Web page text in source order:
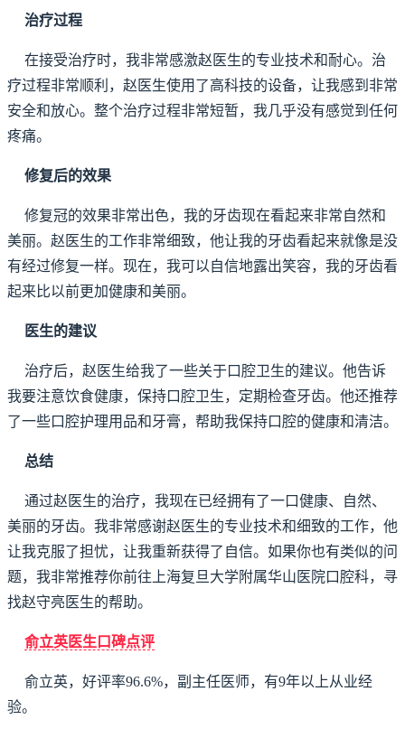
治疗过程
在接受治疗时，我非常感激赵医生的专业技术和耐心。治
疗过程非常顺利，赵医生使用了高科技的设备，让我感到非常
安全和放心。整个治疗过程非常短暂，我几乎没有感觉到任何
疼痛。
修复后的效果
修复冠的效果非常出色，我的牙齿现在看起来非常自然和
美丽。赵医生的工作非常细致，他让我的牙齿看起来就像是没
有经过修复一样。现在，我可以自信地露出笑容，我的牙齿看
起来比以前更加健康和美丽。
医生的建议
治疗后，赵医生给我了一些关于口腔卫生的建议。他告诉
我要注意饮食健康，保持口腔卫生，定期检查牙齿。他还推荐
了一些口腔护理用品和牙膏，帮助我保持口腔的健康和清洁。
总结
通过赵医生的治疗，我现在已经拥有了一口健康、自然、
美丽的牙齿。我非常感谢赵医生的专业技术和细致的工作，他
让我克服了担忧，让我重新获得了自信。如果你也有类似的问
题，我非常推荐你前往上海复旦大学附属华山医院口腔科，寻
找赵守亮医生的帮助。
俞立英医生口碑点评
俞立英，好评率96.6%，副主任医师，有9年以上从业经
验。